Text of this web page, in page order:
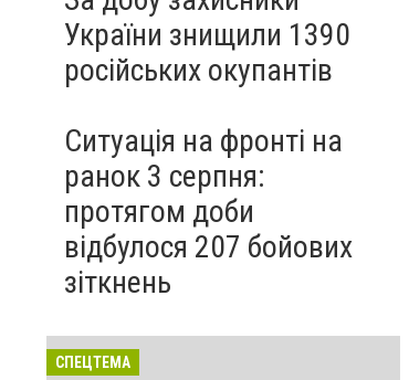
України знищили 1390
російських окупантів
Ситуація на фронті на
ранок 3 серпня:
протягом доби
відбулося 207 бойових
зіткнень
СПЕЦТЕМА